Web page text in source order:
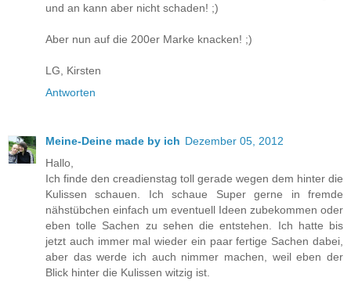
und an kann aber nicht schaden! ;)
Aber nun auf die 200er Marke knacken! ;)
LG, Kirsten
Antworten
Meine-Deine made by ich Dezember 05, 2012
Hallo,
Ich finde den creadienstag toll gerade wegen dem hinter die
Kulissen schauen. Ich schaue Super gerne in fremde
nähstübchen einfach um eventuell Ideen zubekommen oder
eben tolle Sachen zu sehen die entstehen. Ich hatte bis
jetzt auch immer mal wieder ein paar fertige Sachen dabei,
aber das werde ich auch nimmer machen, weil eben der
Blick hinter die Kulissen witzig ist.